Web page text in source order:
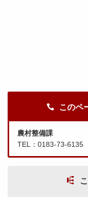
このペ
農村整備課
TEL：0183-73-6135